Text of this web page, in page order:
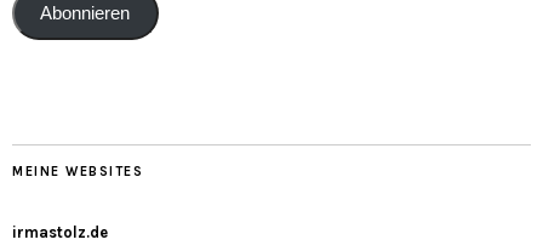
Abonnieren
MEINE WEBSITES
irmastolz.de